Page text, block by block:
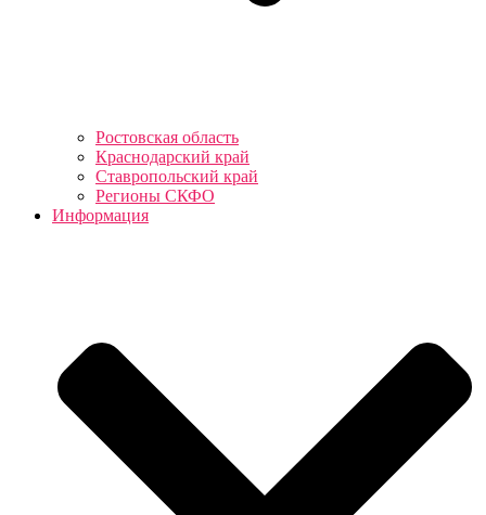
Ростовская область
Краснодарский край
Ставропольский край
Регионы СКФО
Информация